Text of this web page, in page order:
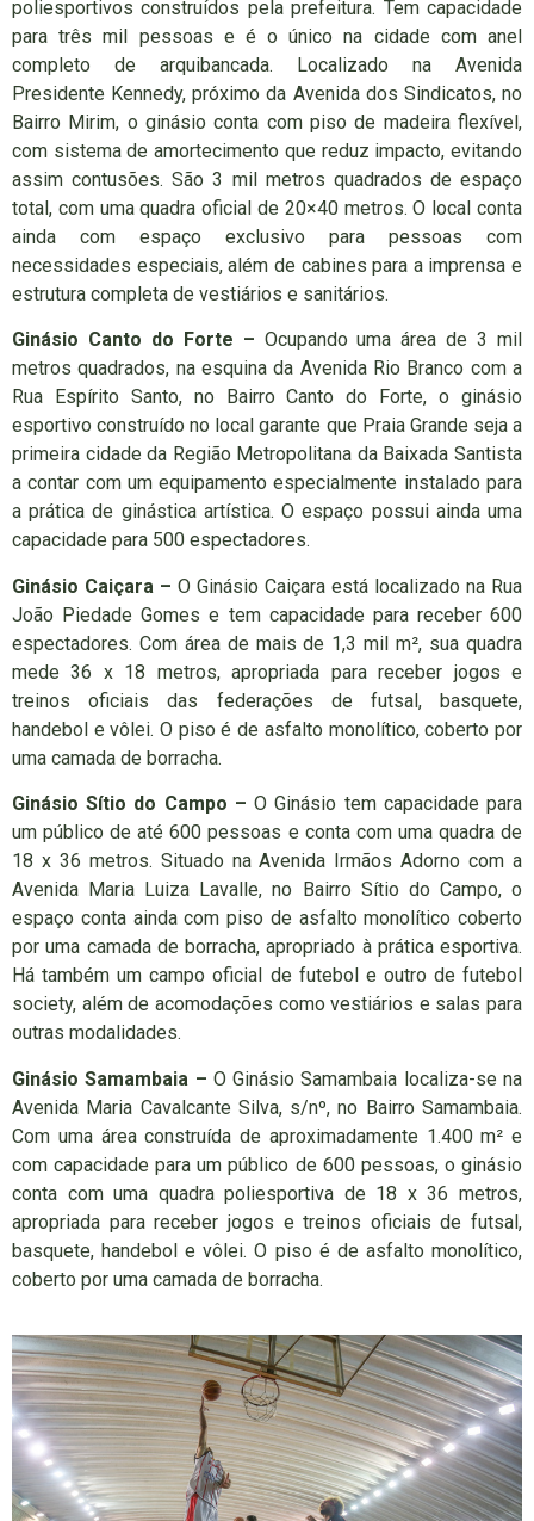
poliesportivos construídos pela prefeitura. Tem capacidade
para três mil pessoas e é o único na cidade com anel
completo de arquibancada. Localizado na Avenida
Presidente Kennedy, próximo da Avenida dos Sindicatos, no
Bairro Mirim, o ginásio conta com piso de madeira flexível,
com sistema de amortecimento que reduz impacto, evitando
assim contusões. São 3 mil metros quadrados de espaço
total, com uma quadra oficial de 20×40 metros. O local conta
ainda com espaço exclusivo para pessoas com
necessidades especiais, além de cabines para a imprensa e
estrutura completa de vestiários e sanitários.
Ginásio Canto do Forte – Ocupando uma área de 3 mil
metros quadrados, na esquina da Avenida Rio Branco com a
Rua Espírito Santo, no Bairro Canto do Forte, o ginásio
esportivo construído no local garante que Praia Grande seja a
primeira cidade da Região Metropolitana da Baixada Santista
a contar com um equipamento especialmente instalado para
a prática de ginástica artística. O espaço possui ainda uma
capacidade para 500 espectadores.
Ginásio Caiçara – O Ginásio Caiçara está localizado na Rua
João Piedade Gomes e tem capacidade para receber 600
espectadores. Com área de mais de 1,3 mil m², sua quadra
mede 36 x 18 metros, apropriada para receber jogos e
treinos oficiais das federações de futsal, basquete,
handebol e vôlei. O piso é de asfalto monolítico, coberto por
uma camada de borracha.
Ginásio Sítio do Campo –O Ginásio tem capacidade para
um público de até 600 pessoas e conta com uma quadra de
18 x 36 metros. Situado na Avenida Irmãos Adorno com a
Avenida Maria Luiza Lavalle, no Bairro Sítio do Campo, o
espaço conta ainda com piso de asfalto monolítico coberto
por uma camada de borracha, apropriado à prática esportiva.
Há também um campo oficial de futebol e outro de futebol
society, além de acomodações como vestiários e salas para
outras modalidades.
Ginásio Samambaia – O Ginásio Samambaia localiza-se na
Avenida Maria Cavalcante Silva, s/nº, no Bairro Samambaia.
Com uma área construída de aproximadamente 1.400 m² e
com capacidade para um público de 600 pessoas, o ginásio
conta com uma quadra poliesportiva de 18 x 36 metros,
apropriada para receber jogos e treinos oficiais de futsal,
basquete, handebol e vôlei. O piso é de asfalto monolítico,
coberto por uma camada de borracha.